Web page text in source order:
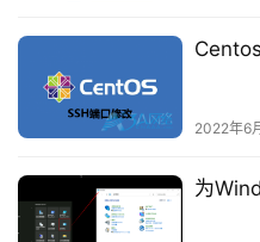
载
付
费
https://
https://www.cnaaa.net/
2022年6
为